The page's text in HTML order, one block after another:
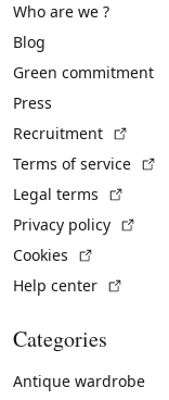
Who are we ?
Blog
Green commitment
Press
Recruitment
Terms of service
Legal terms
Privacy policy
Cookies
Help center
Categories
Antique wardrobe